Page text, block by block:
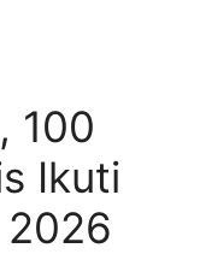
100
Ikuti
2026